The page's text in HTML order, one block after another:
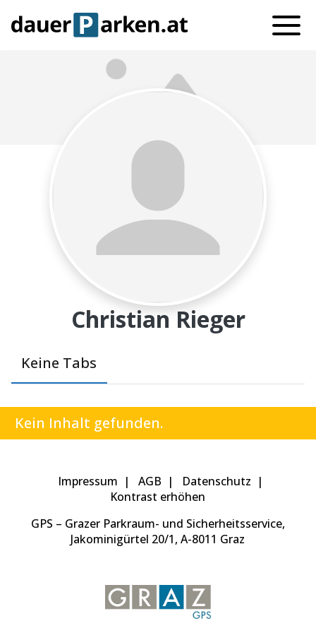
Christian Rieger
Keine Tabs
Kein Inhalt gefunden.
Impressum AGB
Datenschutz
Kontrast erhöhen
GPS – Grazer Parkraum- und Sicherheitsservice,
Jakominigürtel 20/1, A-8011 Graz